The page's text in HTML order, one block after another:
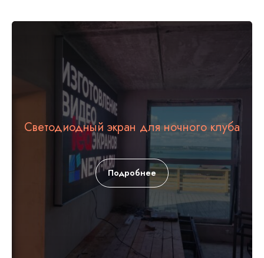
Светодиодный экран для ночного клуба
Подробнее